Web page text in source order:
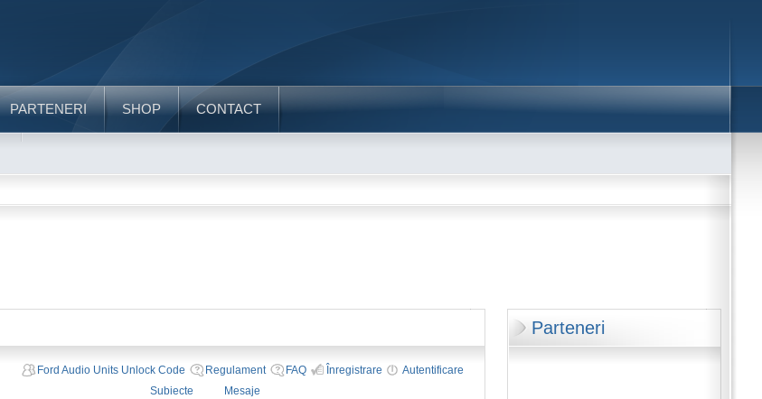
PARTENERI SHOP CONTACT
Parteneri
Ford Audio Units Unlock Code Regulament FAQ Înregistrare
Autentificare
Subiecte
Mesaje